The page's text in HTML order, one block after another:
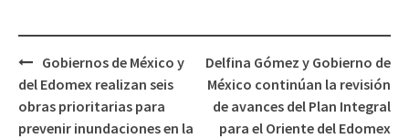
Post
navigation
Gobiernos de México y
del Edomex realizan seis
obras prioritarias para
prevenir inundaciones en la
Delfina Gómez y Gobierno de
México continúan la revisión
de avances del Plan Integral
para el Oriente del Edomex